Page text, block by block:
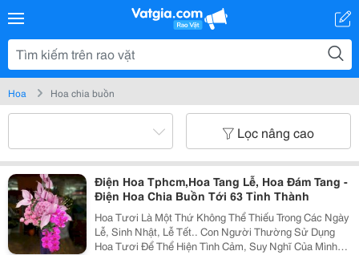
Hoa Hoa chia buồn
Lọc nâng cao
Điện Hoa Tphcm,Hoa Tang Lễ, Hoa Đám Tang -
Điện Hoa Chia Buồn Tới 63 Tỉnh Thành
Hoa Tươi Là Một Thứ Không Thể Thiếu Trong Các Ngày
Lễ, Sinh Nhật, Lễ Tết.. Con Người Thường Sử Dụng
Hoa Tươi Để Thể Hiện Tình Cảm, Suy Nghĩ Của Mình